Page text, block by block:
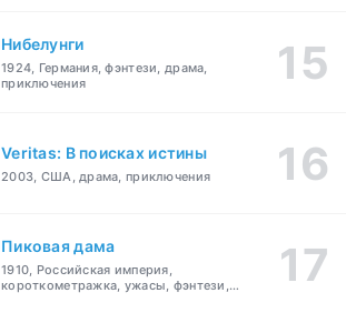
Нибелунги
1924, Германия, фэнтези, драма,
приключения
Veritas: В поисках истины
2003, США, драма, приключения
Пиковая дама
1910, Российская империя,
короткометражка, ужасы, фэнтези,